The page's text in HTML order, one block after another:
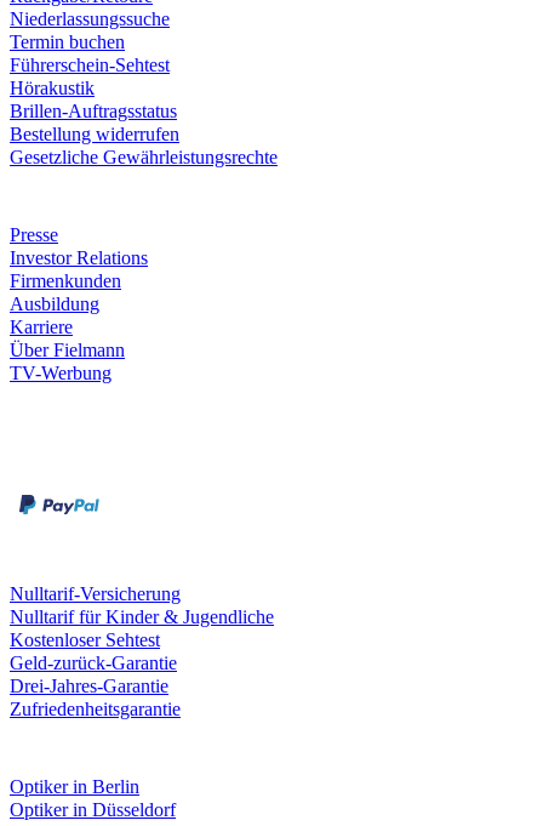
Niederlassungssuche
Termin buchen
Führerschein-Sehtest
Hörakustik
Brillen-Auftragsstatus
Bestellung widerrufen
Gesetzliche Gewährleistungsrechte
Presse
Investor Relations
Firmenkunden
Ausbildung
Karriere
Über Fielmann
TV-Werbung
Nulltarif-Versicherung
Nulltarif für Kinder & Jugendliche
Kostenloser Sehtest
Geld-zurück-Garantie
Drei-Jahres-Garantie
Zufriedenheitsgarantie
Optiker in Berlin
Optiker in Düsseldorf